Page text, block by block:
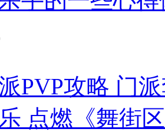
PVP攻略 门
点燃《舞街